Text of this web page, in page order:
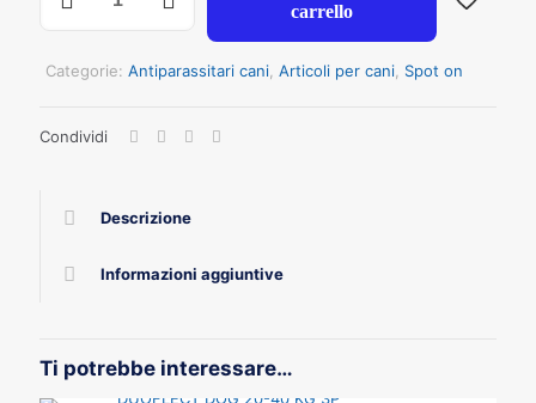
A
402
carrello
Categorie: Antiparassitari cani Articoli per cani Spot on
Condividi
Descrizione
Informazioni aggiuntive
Ti potrebbe interessare…